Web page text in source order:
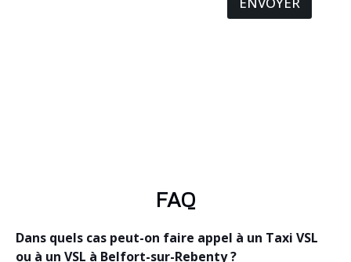
FAQ
Dans quels cas peut-on faire appel à un Taxi VSL
ou à un VSL à Belfort-sur-Rebenty ?